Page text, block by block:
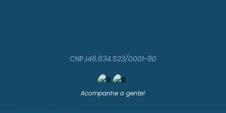
Acompanhe a gente!
CNPJ46.634.523/0001-90